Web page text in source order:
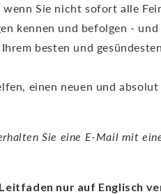
wenn Sie nicht sofort alle
kennen und befolgen -
besten und
einen neuen und
Sie eine E-Mail mit
nur auf Englisch